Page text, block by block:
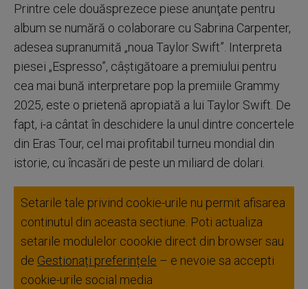
Printre cele douăsprezece piese anunţate pentru
album se numără o colaborare cu Sabrina Carpenter,
adesea supranumită „noua Taylor Swift”. Interpreta
piesei „Espresso”, câştigătoare a premiului pentru
cea mai bună interpretare pop la premiile Grammy
2025, este o prietenă apropiată a lui Taylor Swift. De
fapt, i-a cântat în deschidere la unul dintre concertele
din Eras Tour, cel mai profitabil turneu mondial din
istorie, cu încasări de peste un miliard de dolari.
Setarile tale privind cookie-urile nu permit afisarea
continutul din aceasta sectiune. Poti actualiza
setarile modulelor coookie direct din browser sau
de Gestionați preferințele – e nevoie sa accepti
cookie-urile social media